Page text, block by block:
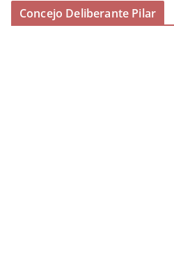
Concejo Deliberante Pilar